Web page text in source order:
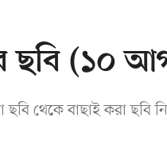
ছবি (১০
থেকে বাছাই করা ছবি